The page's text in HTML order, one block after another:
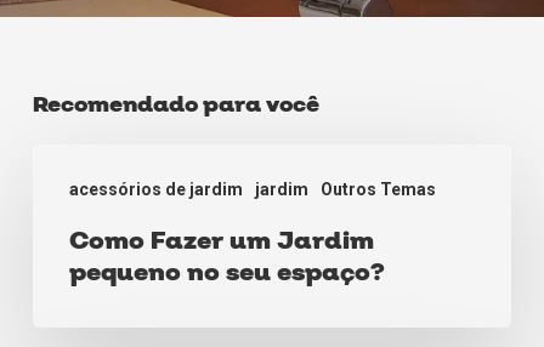
Recomendado para você
acessórios de jardim jardim Outros Temas
Fazer
Jardim
Como Fazer um Jardim
pequeno no seu espaço?